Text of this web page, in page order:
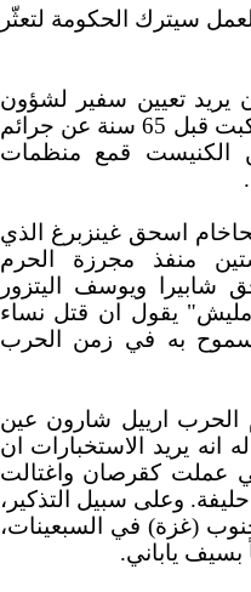
سيترك الحكومة لتعثّر
يريد تعيين سفير لشؤون
المحرقة، ليبعد الأنظار بجريمة ارتكبت قبل 65 سنة عن جرائم
الكنيست قمع منظمات
اسحق غينزبرغ الذي
منفذ مجرزة الحرم
شابيرا ويوسف اليتزور
هامليش" يقول ان قتل نساء
مسموح به في زمن الحرب
ارييل شارون عين
انه يريد الاستخبارات ان
عملت كقرصان واغتالت
وعلى سبيل التذكير،
(غزة) في السبعينات،
ياباني.